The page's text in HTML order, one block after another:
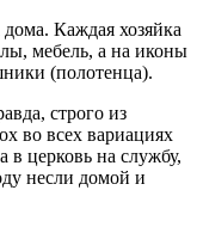
Каждая хозяйка
мебель, а на иконы
(полотенца).
строго из
во всех вариациях
в церковь на службу,
несли домой и